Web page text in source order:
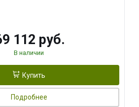
112 руб.
В наличии
Купить
Подробнее